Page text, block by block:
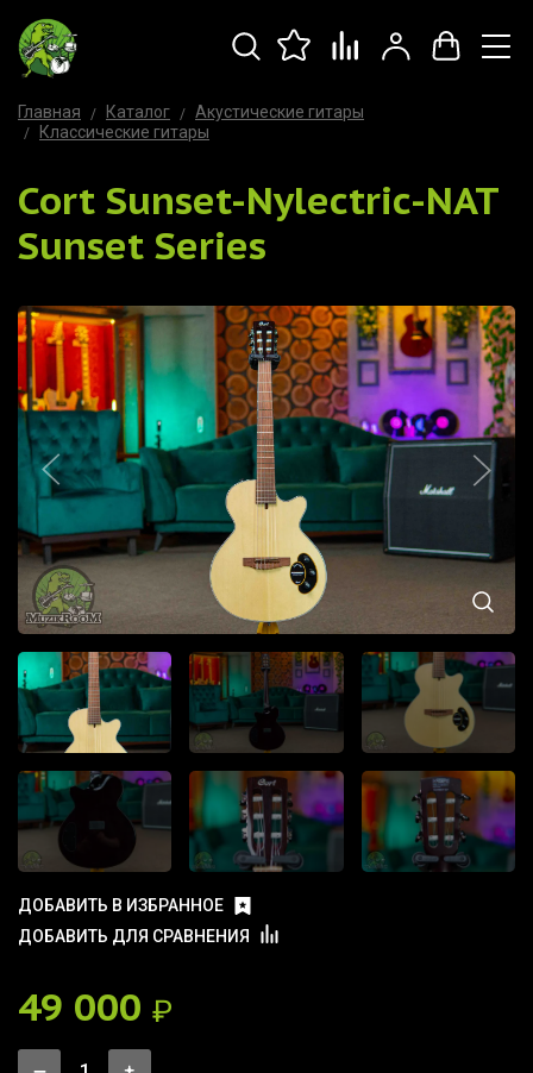
Главная Каталог
Акустические гитары
Классические гитары
Cort Sunset-Nylectric-NAT
Sunset Series
ДОБАВИТЬ В ИЗБРАННОЕ
ДОБАВИТЬ ДЛЯ СРАВНЕНИЯ
49 000 ₽